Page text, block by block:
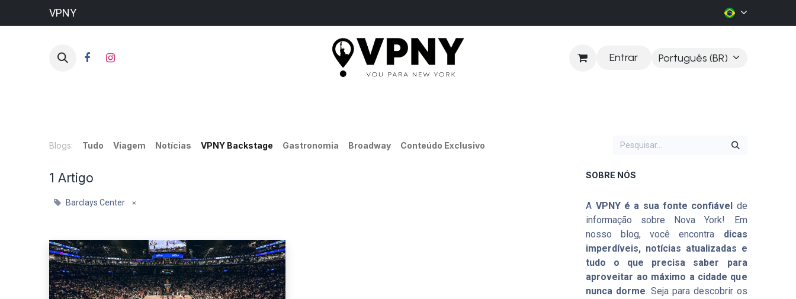
VPNY
Entrar Português (BR)
Blogs: Tudo Viagem Notícias VPNY Backstage Gastronomia Broadway Conteúdo Exclusivo
1 Artigo
Barclays Center ×
SOBRE NÓS
A VPNY é a sua fonte confiável de
informação sobre Nova York! Em
nosso blog, você encontra dicas
imperdíveis, notícias atualizadas e
tudo o que precisa saber para
aproveitar ao máximo a cidade que
nunca dorme. Seja para descobrir os